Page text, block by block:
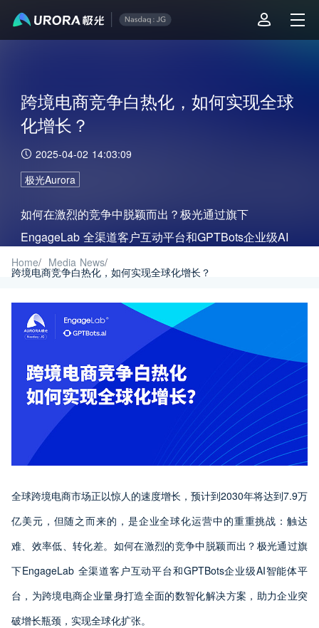
跨境电商竞争白热化，如何实现全球
化增长？
2025-04-02 14:03:09
极光Aurora
如何在激烈的竞争中脱颖而出？极光通过旗下
EngageLab 全渠道客户互动平台和GPTBots企业级AI
智能体平台，为跨境电商企业量身打造全面的数智化解
决方案，助力企业突破增长瓶颈，实现全球化扩张。
Home/ Media News/
跨境电商竞争白热化，如何实现全球化增长？
全球跨境电商市场正以惊人的速度增长，预计到2030年将达到7.9万
亿美元，但随之而来的，是企业全球化运营中的重重挑战：触达
难、效率低、转化差。如何在激烈的竞争中脱颖而出？极光通过旗
下EngageLab 全渠道客户互动平台和GPTBots企业级AI智能体平
台，为跨境电商企业量身打造全面的数智化解决方案，助力企业突
破增长瓶颈，实现全球化扩张。